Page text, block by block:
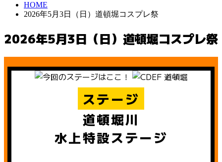
HOME
2026年5月3日（日）道頓堀コスプレ祭
2026年5月3日（日）道頓堀コスプレ祭
ステージ
道頓堀川
水上特設ステージ